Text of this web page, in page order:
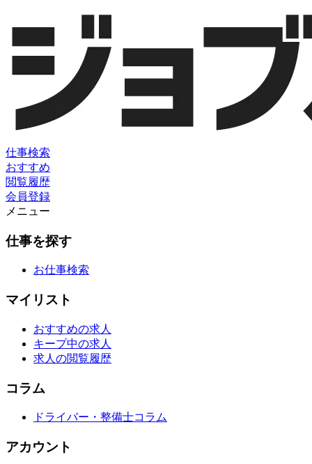
仕事検索
おすすめ
閲覧履歴
会員登録
メニュー
仕事を探す
お仕事検索
マイリスト
おすすめの求人
キープ中の求人
求人の閲覧履歴
コラム
ドライバー・整備士コラム
アカウント